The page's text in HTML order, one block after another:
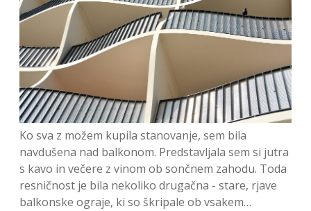
Ko sva z možem kupila stanovanje, sem bila
navdušena nad balkonom. Predstavljala sem si jutra
s kavo in večere z vinom ob sončnem zahodu. Toda
resničnost je bila nekoliko drugačna - stare, rjave
balkonske ograje, ki so škripale ob vsakem…